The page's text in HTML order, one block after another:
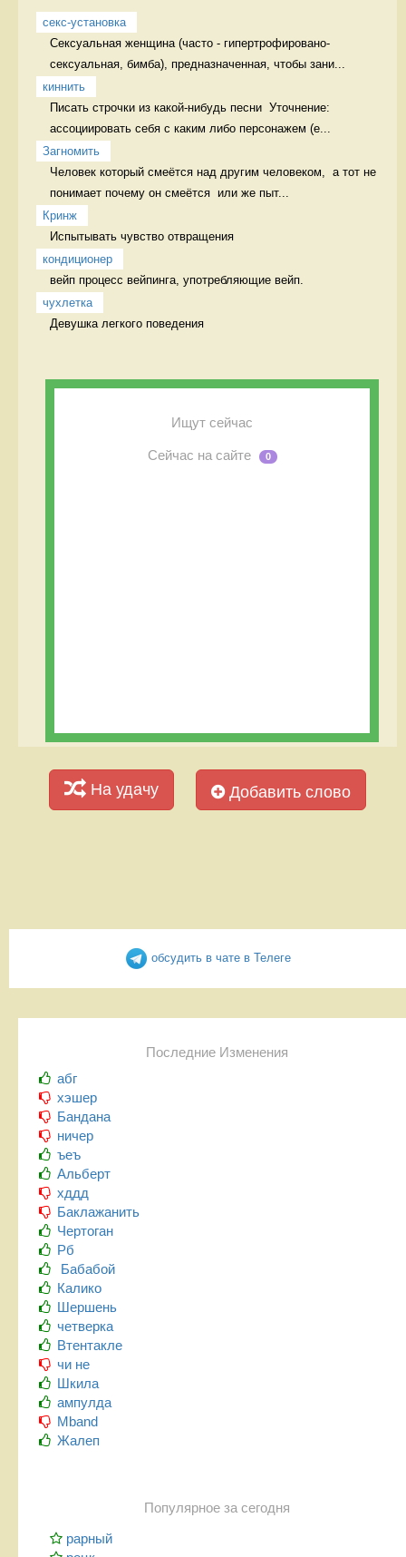
секс-установка
Сексуальная женщина (часто - гипертрофировано-
сексуальная, бимба), предназначенная, чтобы зани...
киннить
Писать строчки из какой-нибудь песни  Уточнение:
ассоциировать себя с каким либо персонажем (е...
Загномить
Человек который смеётся над другим человеком,  а тот не
понимает почему он смеётся  или же пыт...
Кринж
Испытывать чувство отвращения
кондиционер
вейп процесс вейпинга, употребляющие вейп.
чухлетка
Девушка легкого поведения
Ищут сейчас
Сейчас на сайте 0
На удачу Добавить слово
обсудить в чате в Телеге
Последние Изменения
абг
хэшер
Бандана
ничер
ъеъ
Альберт
хддд
Баклажанить
Чертоган
Рб
Бабабой
Калико
Шершень
четверка
Втентакле
чи не
Шкила
ампулда
Mband
Жалеп
Популярное за сегодня
рарный